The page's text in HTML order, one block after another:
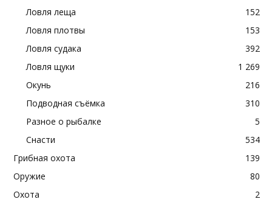
Ловля леща
152
Ловля плотвы
153
Ловля судака
392
Ловля щуки
1 269
Окунь
216
Подводная съёмка
310
Разное о рыбалке
5
Снасти
534
Грибная охота
139
Оружие
80
Охота
2